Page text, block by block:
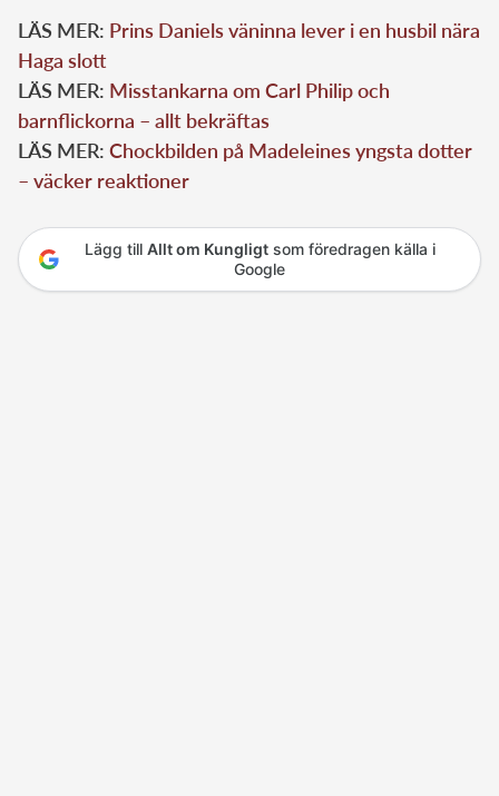
LÄS MER: Prins Daniels väninna lever i en husbil nära
Haga slott
LÄS MER: Misstankarna om Carl Philip och
barnflickorna – allt bekräftas
LÄS MER: Chockbilden på Madeleines yngsta dotter
– väcker reaktioner
Lägg till Allt om Kungligtsom föredragen källa i
Google